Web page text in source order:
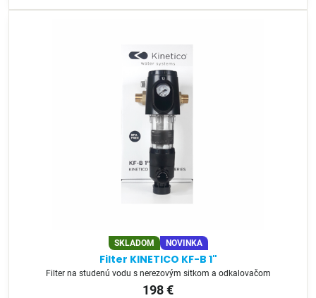
SKLADOM NOVINKA
Filter KINETICO KF-B 1"
Filter na studenú vodu s nerezovým sitkom a odkalovačom
198 €